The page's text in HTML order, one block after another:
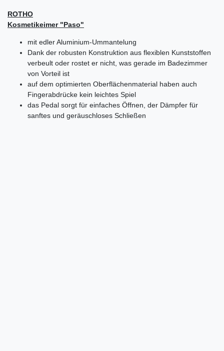
ROTHO
Kosmetikeimer "Paso"
mit edler Aluminium-Ummantelung
Dank der robusten Konstruktion aus flexiblen Kunststoffen
verbeult oder rostet er nicht, was gerade im Badezimmer
von Vorteil ist
auf dem optimierten Oberflächenmaterial haben auch
Fingerabdrücke kein leichtes Spiel
das Pedal sorgt für einfaches Öffnen, der Dämpfer für
sanftes und geräuschloses Schließen